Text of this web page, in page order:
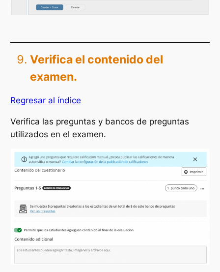
Verifica el contenido del
examen.
Regresar al índice
Verifica las preguntas y bancos de preguntas
utilizados en el examen.